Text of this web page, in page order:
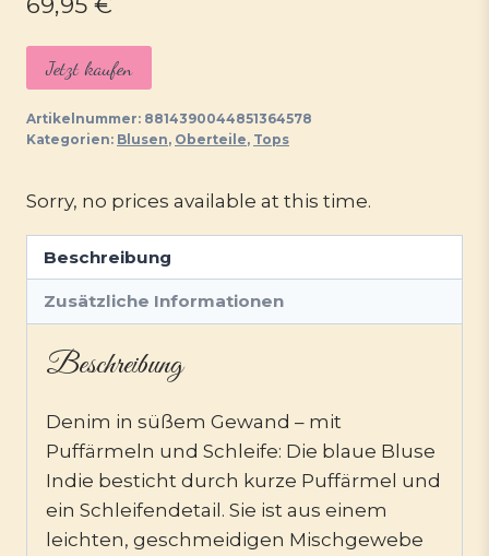
Jetzt kaufen
Artikelnummer: 8814390044851364578
Kategorien: Blusen, Oberteile, Tops
Sorry, no prices available at this time.
Beschreibung
Zusätzliche Informationen
Beschreibung
Denim in süßem Gewand – mit
Puffärmeln und Schleife: Die blaue Bluse
Indie besticht durch kurze Puffärmel und
ein Schleifendetail. Sie ist aus einem
leichten, geschmeidigen Mischgewebe